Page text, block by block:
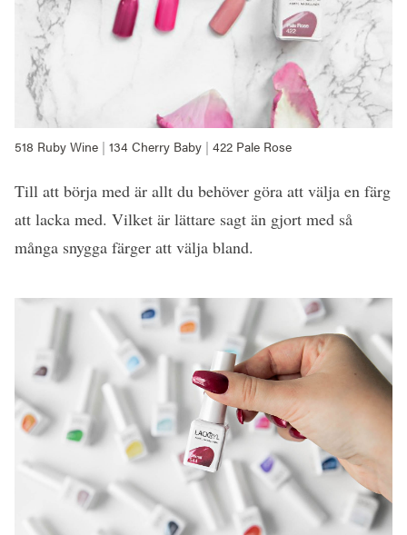
518 Ruby Wine | 134 Cherry Baby | 422 Pale Rose
Till att börja med är allt du behöver göra att välja en färg
att lacka med. Vilket är lättare sagt än gjort med så
många snygga färger att välja bland.